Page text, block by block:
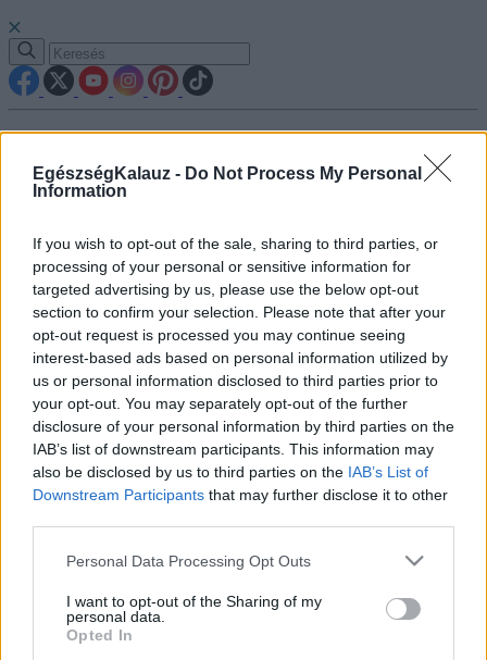
EgészségKalauz - Do Not Process My Personal
Information
If you wish to opt-out of the sale, sharing to third parties, or
processing of your personal or sensitive information for
targeted advertising by us, please use the below opt-out
section to confirm your selection. Please note that after your
opt-out request is processed you may continue seeing
interest-based ads based on personal information utilized by
us or personal information disclosed to third parties prior to
your opt-out. You may separately opt-out of the further
disclosure of your personal information by third parties on the
IAB’s list of downstream participants. This information may
also be disclosed by us to third parties on the IAB’s List of
Downstream Participants that may further disclose it to other
Please note that this website/app uses one or more Google
not limited to your visit or usage behaviour. You may click to
grant or deny consent to Google and its third-party tags to
use your data for below specified purposes in below Google
Personal Data Processing Opt Outs
I want to opt-out of the Sharing of my
personal data.
Opted In
Betegségek A-Z
Tünet
Vizsgálat
Kezelés
Kutatás
Prevenció
Hírek
Videók
Kisállatok egészsége
#allergia#influenza#cukorbetegség
#orvosmeteorológia#vérnyomás#stroke #rákbetegség
#pajzsmirigy #reflux#ekcéma#herpesz
Regisztráció
Vérszegénység
Vérszegénység